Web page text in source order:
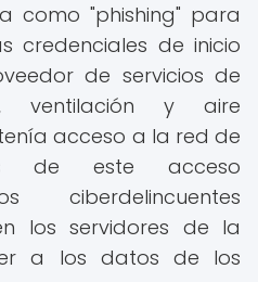
como "phishing" para
credenciales de inicio
de servicios de
ventilación y aire
acceso a la red de
de este acceso
ciberdelincuentes
los servidores de la
a los datos de los